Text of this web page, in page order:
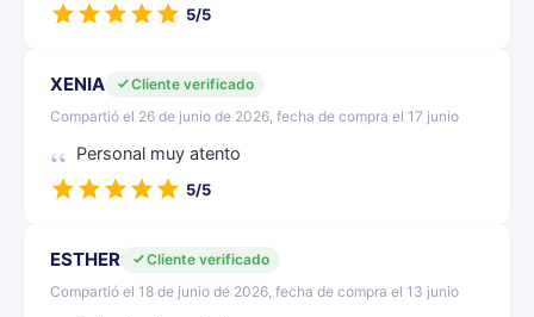
5/5
XENIA
Cliente verificado
Compartió el 26 de junio de 2026, fecha de compra el 17 junio
Personal muy atento
5/5
ESTHER
Cliente verificado
Compartió el 18 de junio de 2026, fecha de compra el 13 junio